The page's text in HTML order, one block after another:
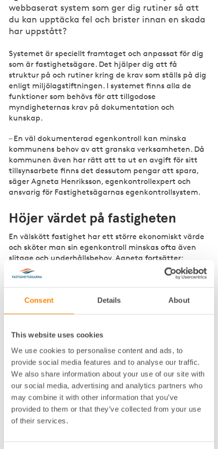
Consent Details About
This website uses cookies
We use cookies to personalise content and ads, to
provide social media features and to analyse our traffic.
We also share information about your use of our site with
our social media, advertising and analytics partners who
may combine it with other information that you’ve
provided to them or that they’ve collected from your use
of their services.
webbaserat system som ger dig rutiner så att
du kan upptäcka fel och brister innan en skada
har uppstått?
Systemet är speciellt framtaget och anpassat för dig
som är fastighetsägare. Det hjälper dig att få
struktur på och rutiner kring de krav som ställs på dig
enligt miljölagstiftningen. I systemet finns alla de
funktioner som behövs för att tillgodose
myndigheternas krav på dokumentation och
kunskap.
– En väl dokumenterad egenkontroll kan minska
kommunens behov av att granska verksamheten. Då
kommunen även har rätt att ta ut en avgift för sitt
tillsynsarbete finns det dessutom pengar att spara,
säger Agneta Henriksson, egenkontrollexpert och
ansvarig för Fastighetsägarnas egenkontrollsystem.
Höjer värdet på fastigheten
En välskött fastighet har ett större ekonomiskt värde
och sköter man sin egenkontroll minskas ofta även
slitage och underhållsbehov. Agneta fortsätter:
– Egenkontrollen är ett ständigt pågående arbete
kontinuerligt förbättras. Exempel på kontrollpunkter
hissar, köldmedia och skadedjur.
Anpassat för mobil och
surfplatta
Fastighetsägarnas egenkontrollsystem är helt
webbaserat och anpassat för både dator, mobil och
surfplatta. Det är tillgängligt, enkelt att använda och
passar för alla slags verksamheter.